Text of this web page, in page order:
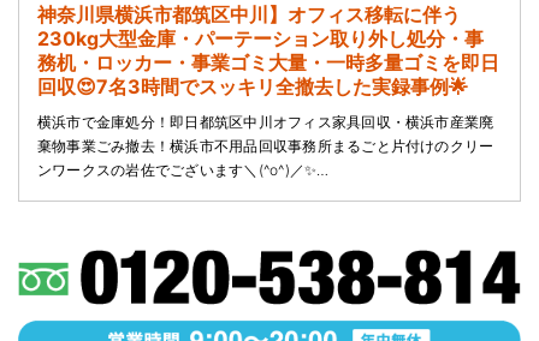
神奈川県横浜市都筑区中川】オフィス移転に伴う
230kg大型金庫・パーテーション取り外し処分・事
務机・ロッカー・事業ゴミ大量・一時多量ゴミを即日
回収😍7名3時間でスッキリ全撤去した実録事例🌟
横浜市で金庫処分！即日都筑区中川オフィス家具回収・横浜市産業廃
棄物事業ごみ撤去！横浜市不用品回収事務所まるごと片付けのクリー
ンワークスの岩佐でございます＼(^o^)／✨…